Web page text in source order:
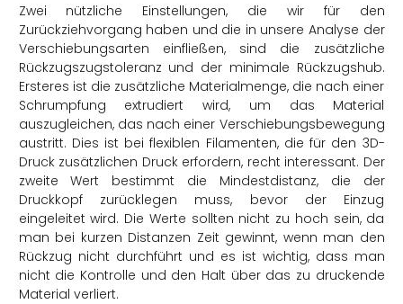
Zwei nützliche Einstellungen, die wir für den
Zurückziehvorgang haben und die in unsere Analyse der
Verschiebungsarten einfließen, sind die zusätzliche
Rückzugszugstoleranz und der minimale Rückzugshub.
Ersteres ist die zusätzliche Materialmenge, die nach einer
Schrumpfung extrudiert wird, um das Material
auszugleichen, das nach einer Verschiebungsbewegung
austritt. Dies ist bei flexiblen Filamenten, die für den 3D-
Druck zusätzlichen Druck erfordern, recht interessant. Der
zweite Wert bestimmt die Mindestdistanz, die der
Druckkopf zurücklegen muss, bevor der Einzug
eingeleitet wird. Die Werte sollten nicht zu hoch sein, da
man bei kurzen Distanzen Zeit gewinnt, wenn man den
Rückzug nicht durchführt und es ist wichtig, dass man
nicht die Kontrolle und den Halt über das zu druckende
Material verliert.